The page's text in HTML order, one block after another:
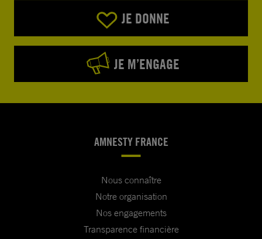
JE DONNE
JE M’ENGAGE
AMNESTY FRANCE
Nous connaître
Notre organisation
Nos engagements
Transparence financière